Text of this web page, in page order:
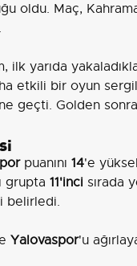
oldu. Maç,
ilk yarıda
etkili bir oyun
geçti. Golden
puanını 14'e
grupta 11'inci sırada
belirledi.
Yalovaspor'u